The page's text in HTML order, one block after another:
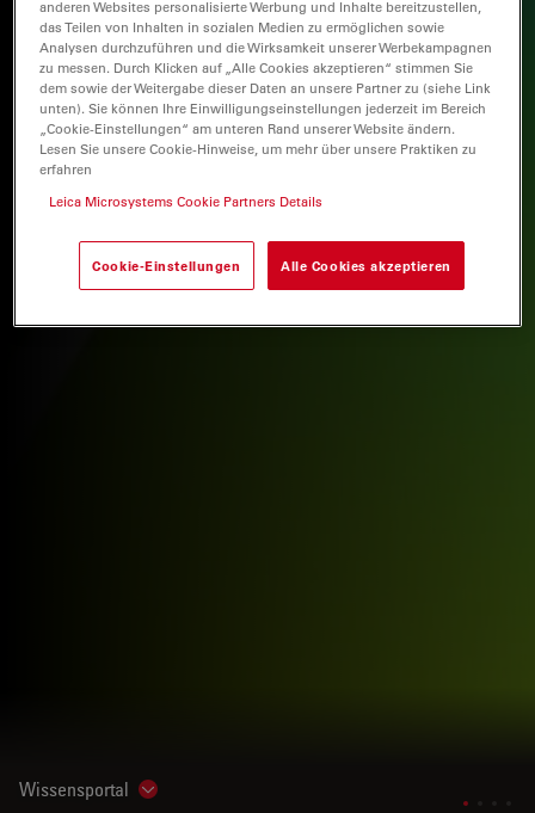
Wissensportal Show subnavigation
anderen Websites personalisierte Werbung und Inhalte bereitzustellen,
das Teilen von Inhalten in sozialen Medien zu ermöglichen sowie
Analysen durchzuführen und die Wirksamkeit unserer Werbekampagnen
zu messen. Durch Klicken auf „Alle Cookies akzeptieren“ stimmen Sie
dem sowie der Weitergabe dieser Daten an unsere Partner zu (siehe Link
unten). Sie können Ihre Einwilligungseinstellungen jederzeit im Bereich
„Cookie-Einstellungen“ am unteren Rand unserer Website ändern.
Lesen Sie unsere Cookie-Hinweise, um mehr über unsere Praktiken zu
erfahren
Leica Microsystems Cookie Partners Details
Cookie-Einstellungen Alle Cookies akzeptieren